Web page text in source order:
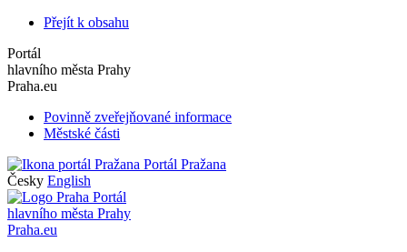
Přejít k obsahu
Portál
hlavního města Prahy
Praha.eu
Povinně zveřejňované informace
Městské části
Portál Pražana
Česky English
Portál
hlavního města Prahy
Praha.eu